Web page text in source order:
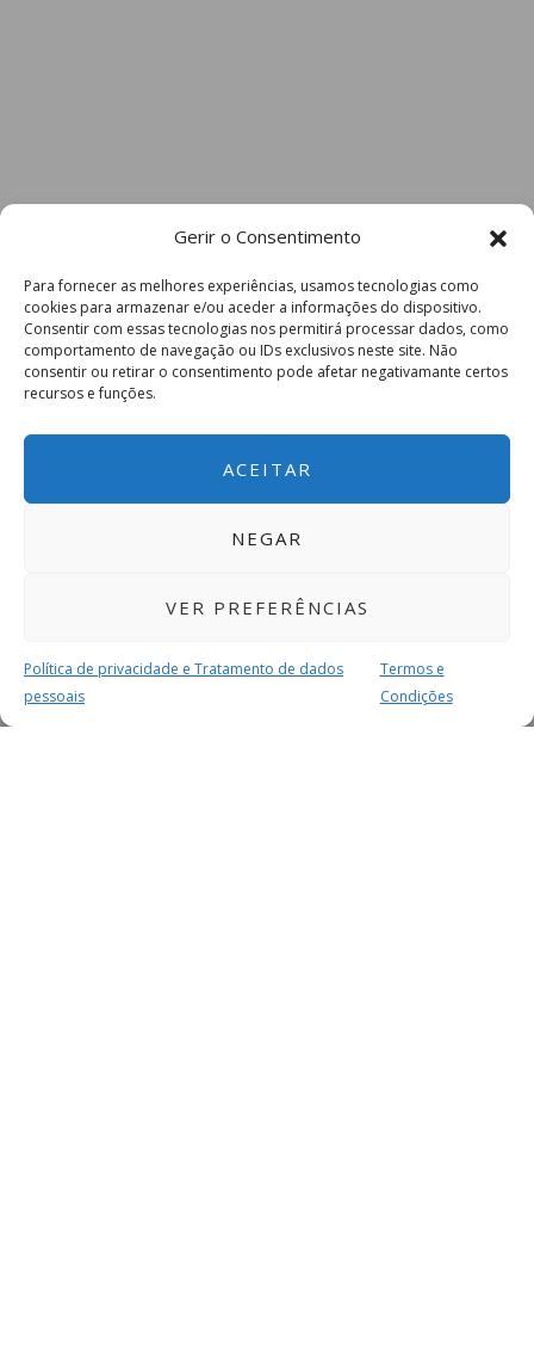
Gerir o Consentimento
Para fornecer as melhores experiências, usamos tecnologias como
cookies para armazenar e/ou aceder a informações do dispositivo.
Consentir com essas tecnologias nos permitirá processar dados, como
comportamento de navegação ou IDs exclusivos neste site. Não
consentir ou retirar o consentimento pode afetar negativamante certos
recursos e funções.
ACEITAR
NEGAR
VER PREFERÊNCIAS
Política de privacidade e Tratamento de dados
pessoais
Termos e
Condições